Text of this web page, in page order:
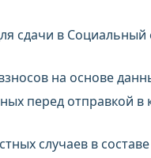
сдачи в Социальный
на основе
перед отправкой
случаев в